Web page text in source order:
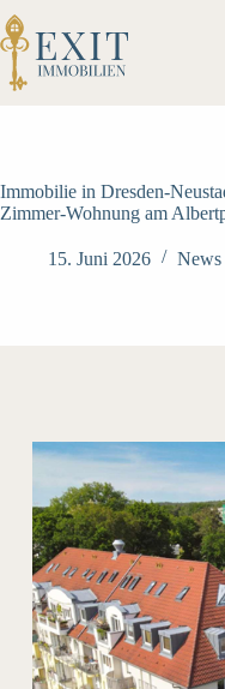
Inhalt
springen
Immobilie in Dresden-
Zimmer-Wohnung am
15. Juni 2026 News